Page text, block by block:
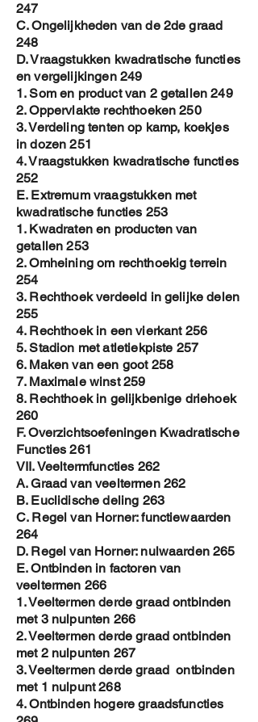
247
C. Ongelijkheden van de 2de graad
248
D. Vraagstukken kwadratische functies
en vergelijkingen 249
1. Som en product van 2 getallen 249
2. Oppervlakte rechthoeken 250
3. Verdeling tenten op kamp, koekjes
in dozen 251
4. Vraagstukken kwadratische functies
252
E. Extremum vraagstukken met
kwadratische functies 253
1. Kwadraten en producten van
getallen 253
2. Omheining om rechthoekig terrein
254
3. Rechthoek verdeeld in gelijke delen
255
4. Rechthoek in een vierkant 256
5. Stadion met atletiekpiste 257
6. Maken van een goot 258
7. Maximale winst 259
8. Rechthoek in gelijkbenige driehoek
260
F. Overzichtsoefeningen Kwadratische
Functies 261
VII. Veeltermfuncties 262
A. Graad van veeltermen 262
B. Euclidische deling 263
C. Regel van Horner: functiewaarden
264
D. Regel van Horner: nulwaarden 265
E. Ontbinden in factoren van
veeltermen 266
1. Veeltermen derde graad ontbinden
met 3 nulpunten 266
2. Veeltermen derde graad ontbinden
met 2 nulpunten 267
3. Veeltermen derde graad ontbinden
met 1 nulpunt 268
4. Ontbinden hogere graadsfuncties